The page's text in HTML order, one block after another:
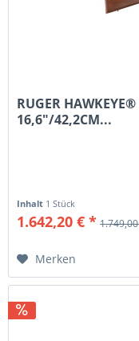
RUGER
16,6"/42,2CM...
Inhalt 1 Stück
1.642,20 € *
Merken